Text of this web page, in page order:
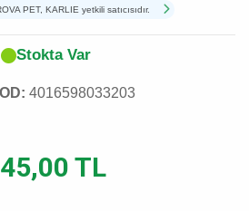
PET, KARLIE yetkili satıcısıdır.
Stokta Var
4016598033203
TL